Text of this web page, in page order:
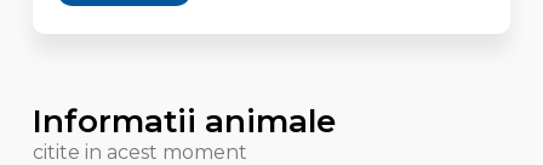
Informatii animale
citite in acest moment